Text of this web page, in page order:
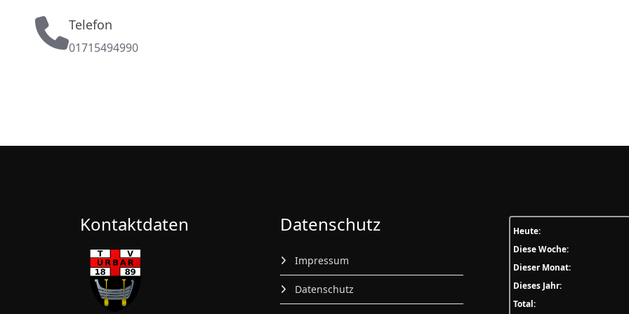
Telefon
01715494990
Kontaktdaten Datenschutz
Impressum
Datenschutz
Heute:
Diese Woche:
Dieser Monat:
Dieses Jahr:
Total: